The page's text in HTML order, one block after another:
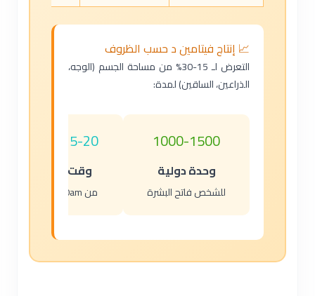
📈 إنتاج فيتامين د حسب الظروف
التعرض لـ 15-30% من مساحة الجسم (الوجه،
الذراعين، الساقين) لمدة:
1000-1500
وحدة دولية
للشخص فاتح البشرة
15-20 دقيقة
وقت التعرض
من 10am إلى 3pm